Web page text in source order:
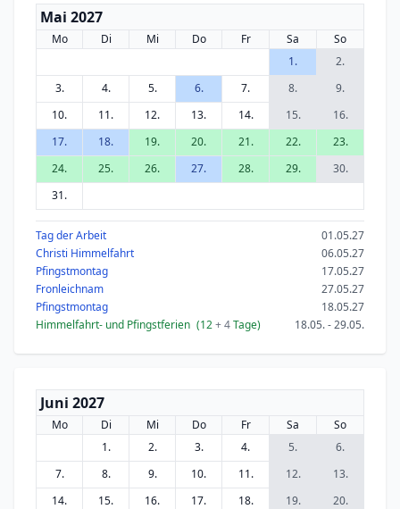
Mai 2027
Mo Di Mi Do Fr Sa
So
1.
2.
3.
4. 5. 6. 7. 8.
9.
10.
11. 12. 13. 14. 15.
16.
17.
18. 19. 20. 21. 22.
23.
24.
25. 26. 27. 28. 29.
30.
31.
Tag der Arbeit
01.05.27
Christi Himmelfahrt
06.05.27
Pfingstmontag
17.05.27
Fronleichnam
27.05.27
Pfingstmontag
18.05.27
Himmelfahrt- und Pfingstferien (12+ 4Tage) 18.05. - 29.05.
Juni 2027
Mo Di Mi Do Fr Sa
So
1.
2. 3. 4. 5.
6.
7.
8. 9. 10. 11. 12.
13.
14.
15. 16. 17. 18. 19.
20.